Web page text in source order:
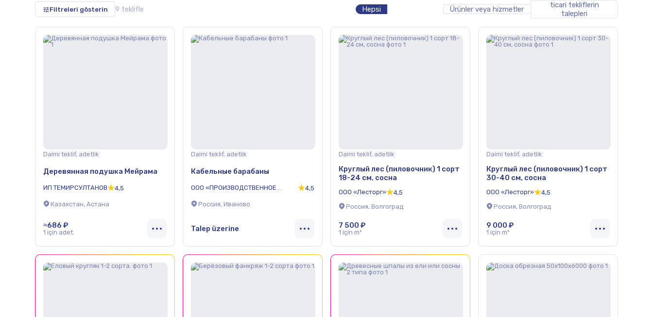
Filtreleri gösterin 9 teklifle Hepsi Ürünler veya hizmetler
ticari tekliflerin
talepleri
Daimi teklif, adetlik
Деревянная подушка Мейрама
ИП ТЕМИРСУЛТАНОВ 4,5
Казахстан, Астана
≈686 ₽
1 için adet.
Daimi teklif, adetlik
Кабельные барабаны
ООО «ПРОИЗВОДСТВЕННОЕ
4,5
Россия, Иваново
Talep üzerine
Daimi teklif, adetlik
Круглый лес (пиловочник) 1 сорт
18-24 см, сосна
ООО «Лесторг»
4,5
Россия, Волгоград
7 500 ₽
1 için m³
Daimi teklif, adetlik
Круглый лес (пиловочник) 1 сорт
30-40 см, сосна
ООО «Лесторг»
4,5
Россия, Волгоград
9 000 ₽
1 için m³